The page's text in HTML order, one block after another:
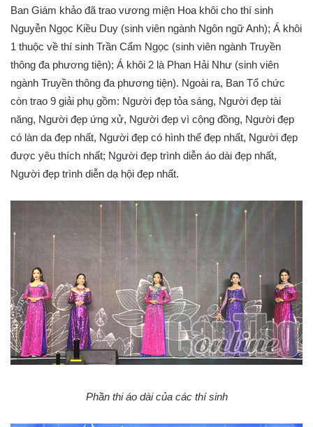
Ban Giám khảo đã trao vương miện Hoa khôi cho thí sinh
Nguyễn Ngọc Kiều Duy (sinh viên ngành Ngôn ngữ Anh); Á khôi
1 thuộc về thí sinh Trần Cẩm Ngọc (sinh viên ngành Truyền
thông đa phương tiện); Á khôi 2 là Phan Hải Như (sinh viên
ngành Truyền thông đa phương tiện). Ngoài ra, Ban Tổ chức
còn trao 9 giải phụ gồm: Người đẹp tỏa sáng, Người đẹp tài
năng, Người đẹp ứng xử, Người đẹp vì cộng đồng, Người đẹp
có làn da đẹp nhất, Người đẹp có hình thể đẹp nhất, Người đẹp
được yêu thích nhất; Người đẹp trình diễn áo dài đẹp nhất,
Người đẹp trình diễn dạ hội đẹp nhất.
Phần thi áo dài của các thí sinh​